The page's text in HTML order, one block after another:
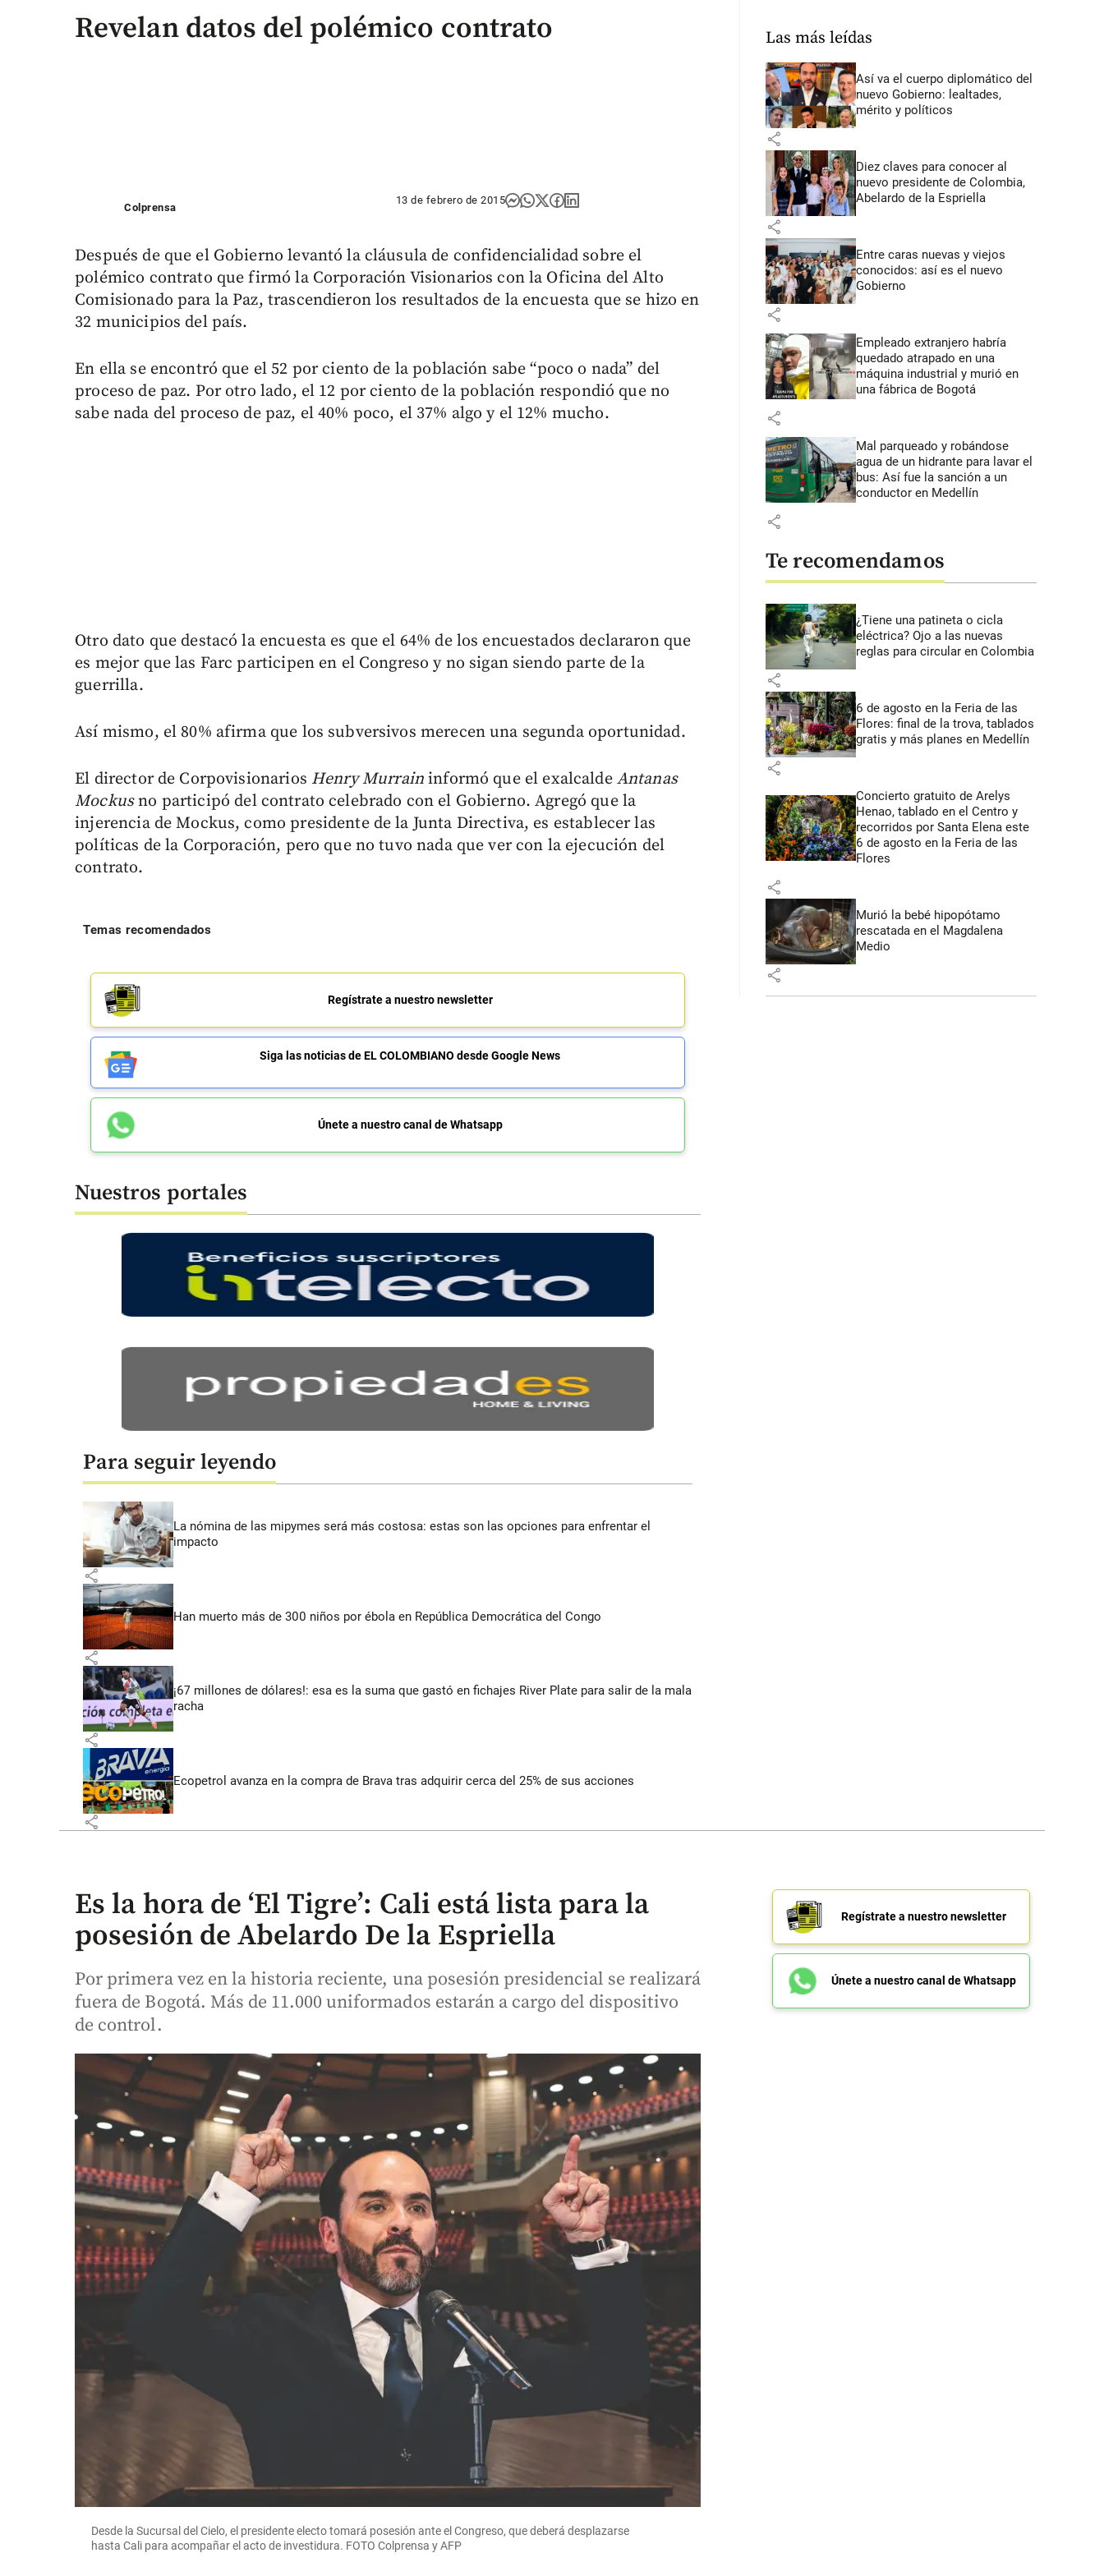
Revelan datos del polémico contrato
Colprensa
13 de febrero de 2015
Después de que el Gobierno levantó la cláusula de confidencialidad sobre el
polémico contrato que firmó la Corporación Visionarios con la Oficina del Alto
Comisionado para la Paz, trascendieron los resultados de la encuesta que se hizo en
32 municipios del país.
En ella se encontró que el 52 por ciento de la población sabe “poco o nada” del
proceso de paz. Por otro lado, el 12 por ciento de la población respondió que no
sabe nada del proceso de paz, el 40% poco, el 37% algo y el 12% mucho.
Otro dato que destacó la encuesta es que el 64% de los encuestados declararon que
es mejor que las Farc participen en el Congreso y no sigan siendo parte de la
guerrilla.
Así mismo, el 80% afirma que los subversivos merecen una segunda oportunidad.
El director de Corpovisionarios Henry Murraininformó que el exalcalde Antanas
Mockusno participó del contrato celebrado con el Gobierno. Agregó que la
injerencia de Mockus, como presidente de la Junta Directiva, es establecer las
políticas de la Corporación, pero que no tuvo nada que ver con la ejecución del
contrato.
Temas recomendados
Regístrate a nuestro newsletter
Siga las noticias de EL COLOMBIANO desde Google News
Únete a nuestro canal de Whatsapp
Nuestros portales
Para seguir leyendo
La nómina de las mipymes será más costosa: estas son las opciones para enfrentar el
impacto
share
Han muerto más de 300 niños por ébola en República Democrática del Congo
share
¡67 millones de dólares!: esa es la suma que gastó en fichajes River Plate para salir de la mala
racha
share
Ecopetrol avanza en la compra de Brava tras adquirir cerca del 25% de sus acciones
share
Las más leídas
Así va el cuerpo diplomático del
nuevo Gobierno: lealtades,
mérito y políticos
share
Diez claves para conocer al
nuevo presidente de Colombia,
Abelardo de la Espriella
share
Entre caras nuevas y viejos
conocidos: así es el nuevo
Gobierno
share
Empleado extranjero habría
quedado atrapado en una
máquina industrial y murió en
una fábrica de Bogotá
share
Mal parqueado y robándose
agua de un hidrante para lavar el
bus: Así fue la sanción a un
conductor en Medellín
share
Te recomendamos
¿Tiene una patineta o cicla
eléctrica? Ojo a las nuevas
reglas para circular en Colombia
share
6 de agosto en la Feria de las
Flores: final de la trova, tablados
gratis y más planes en Medellín
share
Concierto gratuito de Arelys
Henao, tablado en el Centro y
recorridos por Santa Elena este
6 de agosto en la Feria de las
Flores
share
Murió la bebé hipopótamo
rescatada en el Magdalena
Medio
share
Es la hora de ‘El Tigre’: Cali está lista para la
posesión de Abelardo De la Espriella
Por primera vez en la historia reciente, una posesión presidencial se realizará
fuera de Bogotá. Más de 11.000 uniformados estarán a cargo del dispositivo
de control.
Desde la Sucursal del Cielo, el presidente electo tomará posesión ante el Congreso, que deberá desplazarse
hasta Cali para acompañar el acto de investidura. FOTO Colprensa y AFP
Regístrate a nuestro newsletter
Únete a nuestro canal de Whatsapp